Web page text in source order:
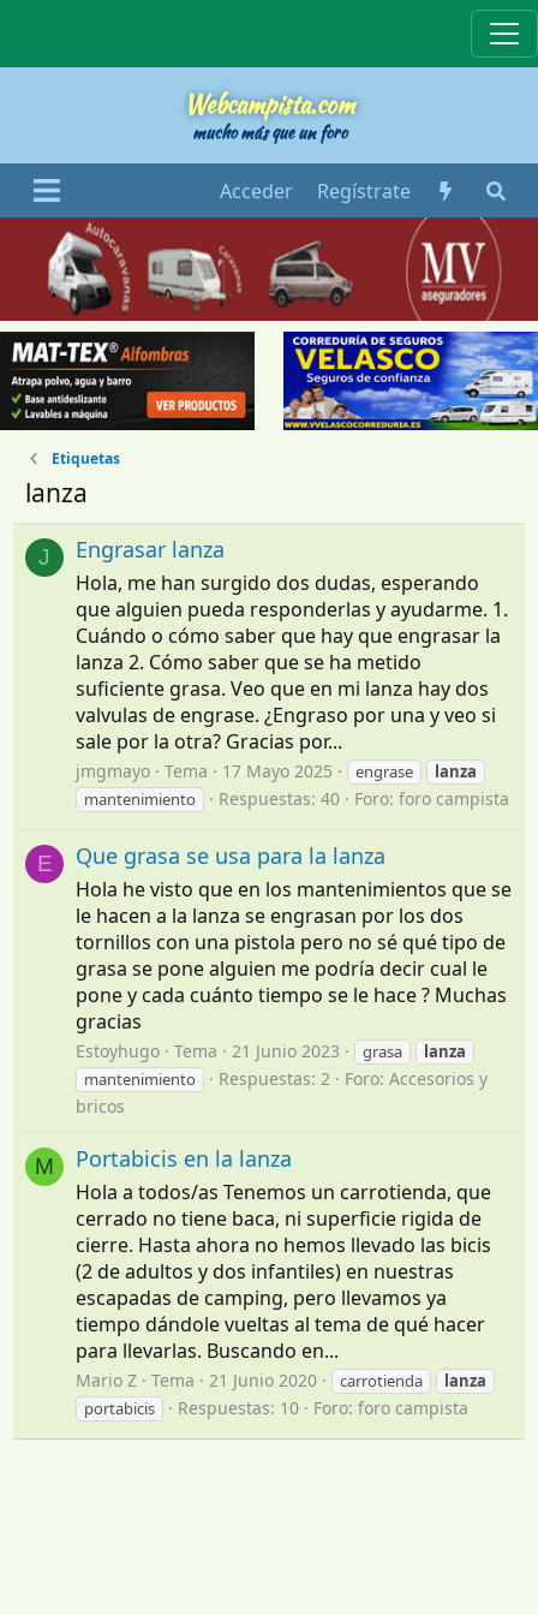
Webcampista.com
mucho más que un foro
Acceder Regístrate
Etiquetas
lanza
J Engrasar lanza
Hola, me han surgido dos dudas, esperando
que alguien pueda responderlas y ayudarme. 1.
Cuándo o cómo saber que hay que engrasar la
lanza 2. Cómo saber que se ha metido
suficiente grasa. Veo que en mi lanza hay dos
valvulas de engrase. ¿Engraso por una y veo si
sale por la otra? Gracias por...
jmgmayo Tema 17 Mayo 2025 engrase
lanza
mantenimiento
Respuestas: 40 Foro:foro campista
E Que grasa se usa para la lanza
Hola he visto que en los mantenimientos que se
le hacen a la lanza se engrasan por los dos
tornillos con una pistola pero no sé qué tipo de
grasa se pone alguien me podría decir cual le
pone y cada cuánto tiempo se le hace ? Muchas
gracias
Estoyhugo Tema 21 Junio 2023 grasa
lanza
mantenimiento
Respuestas: 2 Foro:Accesorios y
bricos
M Portabicis en la lanza
Hola a todos/as Tenemos un carrotienda, que
cerrado no tiene baca, ni superficie rigida de
cierre. Hasta ahora no hemos llevado las bicis
(2 de adultos y dos infantiles) en nuestras
escapadas de camping, pero llevamos ya
tiempo dándole vueltas al tema de qué hacer
para llevarlas. Buscando en...
Mario Z Tema 21 Junio 2020 carrotienda
lanza
portabicis
Respuestas: 10 Foro:foro campista